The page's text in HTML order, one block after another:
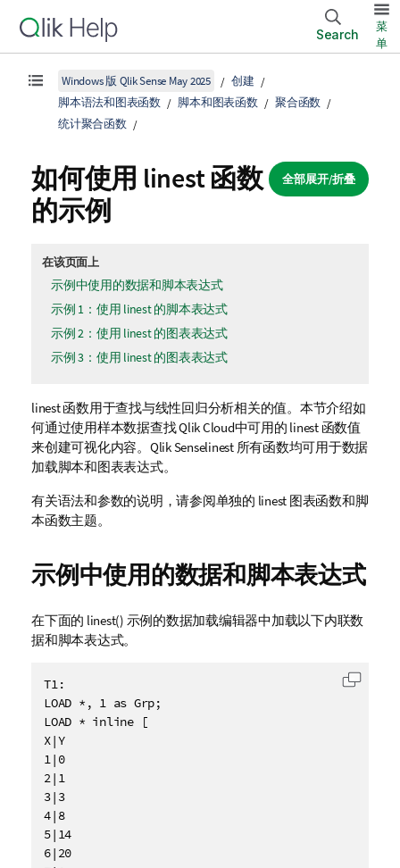
Search
菜
单
Windows 版 Qlik Sense May 2025
创建
脚本语法和图表函数
脚本和图表函数
聚合函数
统计聚合函数
全部展开/折叠
如何使用 linest函数
的示例
在该页面上
示例中使用的数据和脚本表达式
示例 1：使用 linest 的脚本表达式
示例 2：使用 linest 的图表表达式
示例 3：使用 linest 的图表表达式
linest函数用于查找与线性回归分析相关的值。本节介绍如
何通过使用样本数据查找 Qlik Cloud中可用的 linest 函数值
来创建可视化内容。 Qlik Senselinest所有函数均可用于数据
加载脚本和图表表达式。
有关语法和参数的说明，请参阅单独的 linest 图表函数和脚
本函数主题。
示例中使用的数据和脚本表达式
在下面的 linest() 示例的数据加载编辑器中加载以下内联数
据和脚本表达式。
T1:
LOAD *, 1 as Grp;
LOAD * inline [
X|Y
1|0
2|1
3|3
4|8
5|14
6|20
复制代